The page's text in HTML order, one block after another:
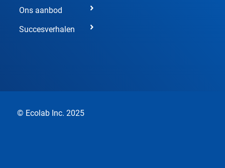
Ons aanbod
Succesverhalen
© Ecolab Inc. 2025